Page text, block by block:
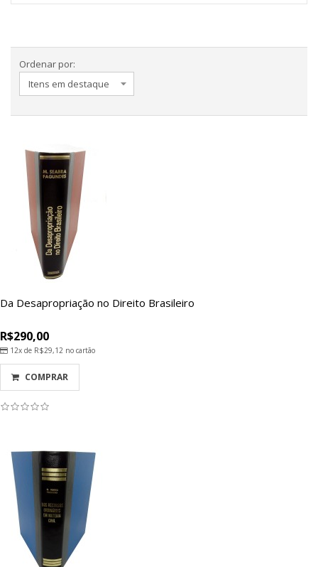
Ordenar por:
Da Desapropriação no Direito Brasileiro
R$290,00
12x de R$29,12 no cartão
COMPRAR